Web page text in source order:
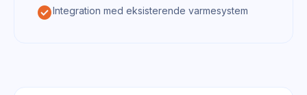
check_circleIntegration med eksisterende varmesystem